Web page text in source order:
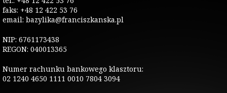
faks: +48 12 422 53 76
email: bazylika@franciszkanska.pl
NIP: 6761173438
REGON: 040013365
Numer rachunku bankowego klasztoru:
02 1240 4650 1111 0010 7804 3094